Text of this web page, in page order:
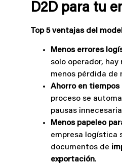
D2D para tu
Top 5 ventajas del
Menos errores
solo operador,
menos pérdida de
Ahorro en
proceso se
pausas
Menos papeleo
empresa logística
documentos de
exportación.